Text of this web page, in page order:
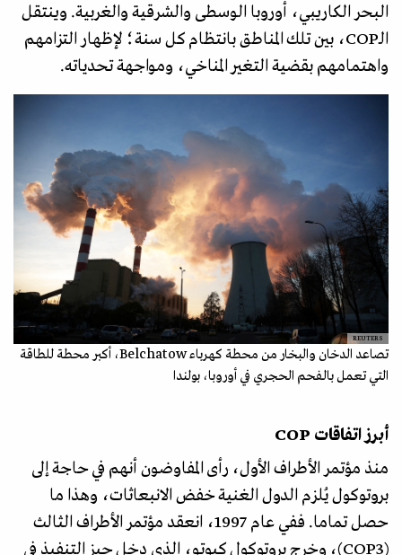
البحر الكاريبي، أوروبا الوسطى والشرقية والغربية. وينتقل
الـCOP، بين تلك المناطق بانتظام كل سنة؛ لإظهار التزامهم
واهتمامهم بقضية التغير المناخي، ومواجهة تحدياته.
REUTERS
تصاعد الدخان والبخار من محطة كهرباء Belchatow، أكبر محطة للطاقة
التي تعمل بالفحم الحجري في أوروبا، بولندا
أبرز اتفاقات COP
منذ مؤتمر الأطراف الأول، رأى المفاوضون أنهم في حاجة إلى
بروتوكول يُلزم الدول الغنية خفض الانبعاثات، وهذا ما
حصل تماما. ففي عام 1997، انعقد مؤتمر الأطراف الثالث
(COP3)، وخرج بروتوكول كيوتو، الذي دخل حيز التنفيذ في